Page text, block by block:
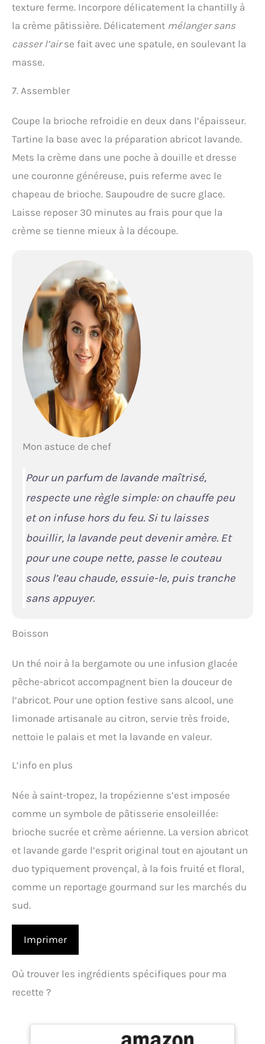
texture ferme. Incorpore délicatement la chantilly à
la crème pâtissière. Délicatement mélanger sans
casser l’airse fait avec une spatule, en soulevant la
masse.
7. Assembler
Coupe la brioche refroidie en deux dans l’épaisseur.
Tartine la base avec la préparation abricot lavande.
Mets la crème dans une poche à douille et dresse
une couronne généreuse, puis referme avec le
chapeau de brioche. Saupoudre de sucre glace.
Laisse reposer 30 minutes au frais pour que la
crème se tienne mieux à la découpe.
Mon astuce de chef
Pour un parfum de lavande maîtrisé,
respecte une règle simple: on chauffe peu
et on infuse hors du feu. Si tu laisses
bouillir, la lavande peut devenir amère. Et
pour une coupe nette, passe le couteau
sous l’eau chaude, essuie-le, puis tranche
sans appuyer.
Boisson
Un thé noir à la bergamote ou une infusion glacée
pêche-abricot accompagnent bien la douceur de
l’abricot. Pour une option festive sans alcool, une
limonade artisanale au citron, servie très froide,
nettoie le palais et met la lavande en valeur.
L’info en plus
Née à saint-tropez, la tropézienne s’est imposée
comme un symbole de pâtisserie ensoleillée:
brioche sucrée et crème aérienne. La version abricot
et lavande garde l’esprit original tout en ajoutant un
duo typiquement provençal, à la fois fruité et floral,
comme un reportage gourmand sur les marchés du
sud.
Imprimer
Où trouver les ingrédients spécifiques pour ma
recette ?